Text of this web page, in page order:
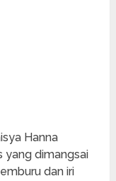
Hanna
yang dimangsai
dan iri